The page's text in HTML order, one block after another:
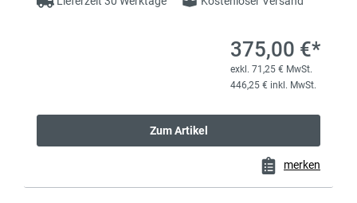
375,00 €*
exkl. 71,25 € MwSt.
446,25 € inkl. MwSt.
Zum Artikel
merken